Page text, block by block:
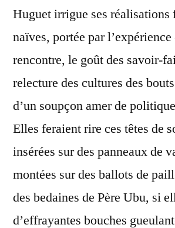
Huguet irrigue ses réalisations
naïves, portée par l’expérience
rencontre, le goût des savoir-
relecture des cultures des
d’un soupçon amer de
Elles feraient rire ces têtes de
insérées sur des panneaux de
montées sur des ballots de
des bedaines de Père Ubu, si
d’effrayantes bouches